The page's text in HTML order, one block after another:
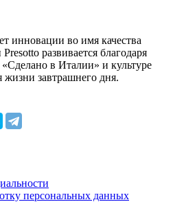
инновации во имя качества
развивается благодаря
в Италии» и культуре
завтрашнего дня.
персональных данных